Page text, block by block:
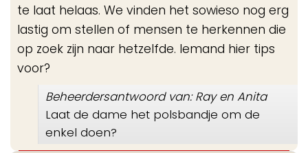
te laat helaas. We vinden het sowieso nog erg
lastig om stellen of mensen te herkennen die
op zoek zijn naar hetzelfde. Iemand hier tips
voor?
Beheerdersantwoord van: Ray en Anita
Laat de dame het polsbandje om de
enkel doen?